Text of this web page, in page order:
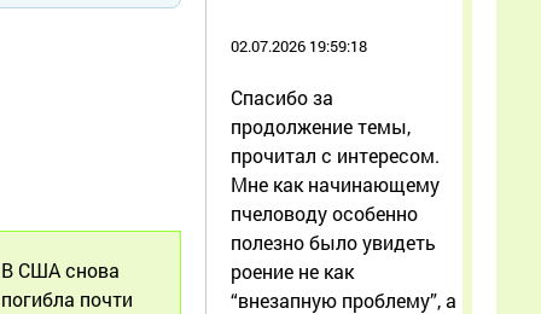
В США снова
погибла почти
02.07.2026 19:59:18
Спасибо за
продолжение темы,
прочитал с интересом.
Мне как начинающему
пчеловоду особенно
полезно было увидеть
роение не как
“внезапную проблему”, а